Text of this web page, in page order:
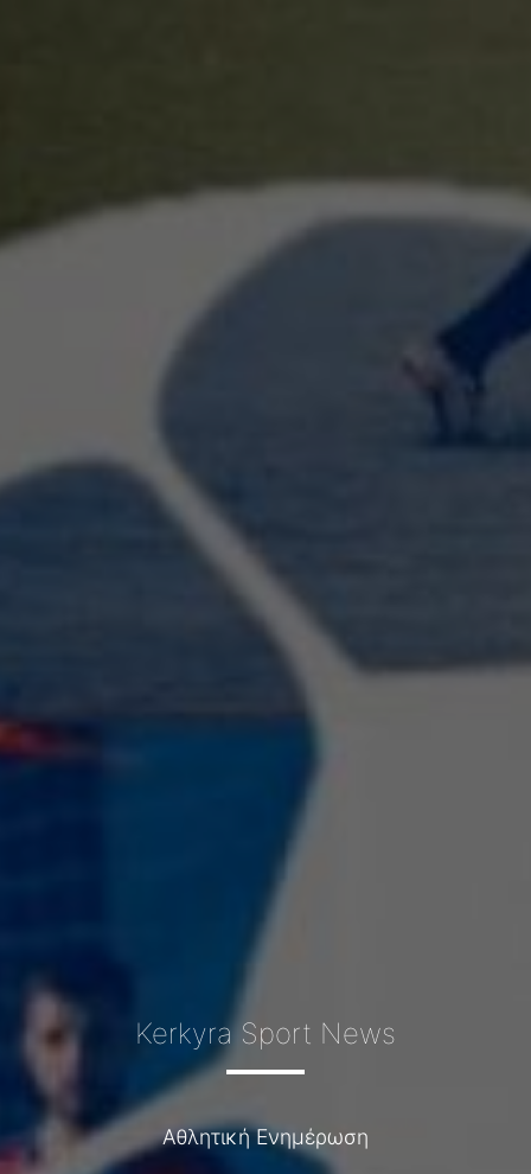
Kerkyra Sport News
Αθλητική Ενημέρωση